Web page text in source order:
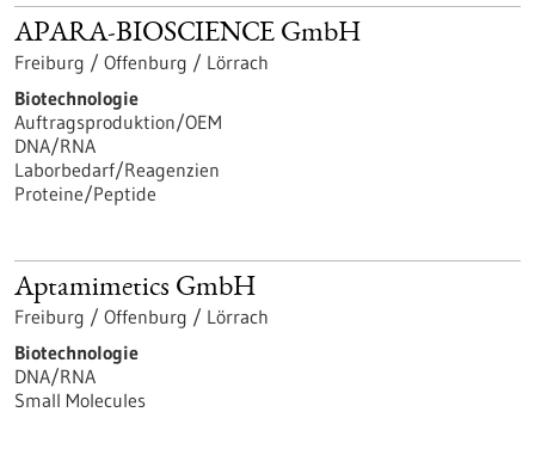
APARA-BIOSCIENCE GmbH
Freiburg / Offenburg / Lörrach
Biotechnologie
Auftragsproduktion/OEM
DNA/RNA
Laborbedarf/Reagenzien
Proteine/Peptide
Aptamimetics GmbH
Freiburg / Offenburg / Lörrach
Biotechnologie
DNA/RNA
Small Molecules